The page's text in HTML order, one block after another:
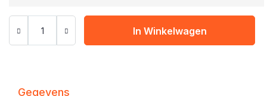
In Winkelwagen
Gegevens